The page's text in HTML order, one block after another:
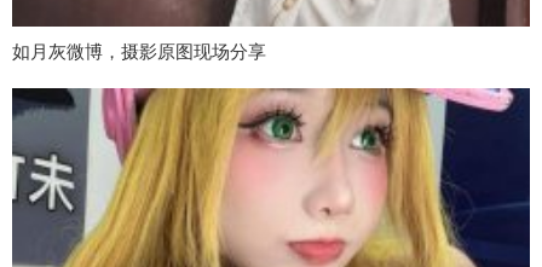
如月灰微博，摄影原图现场分享